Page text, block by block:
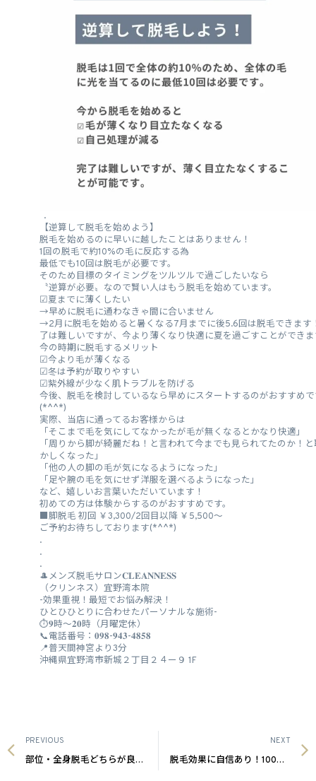
.
【逆算して脱毛を始めよう】
脱毛を始めるのに早いに越したことはありません！
1回の脱毛で約10%の毛に反応する為
最低でも10回は脱毛が必要です。
そのため目標のタイミングをツルツルで過ごしたいなら
〝逆算が必要〟なので賢い人はもう脱毛を始めています。
︎︎︎︎︎︎☑︎夏までに薄くしたい
→早めに脱毛に通わなきゃ間に合いません
→2月に脱毛を始めると暑くなる7月までに後5.6回は脱毛できます
了は難しいですが、今より薄くなり快適に夏を過ごすことができ
今の時期に脱毛するメリット
︎︎︎︎︎︎☑︎今より毛が薄くなる
︎︎︎︎︎︎☑︎冬は予約が取りやすい
︎︎︎︎︎︎☑︎紫外線が少なく肌トラブルを防げる
今後、脱毛を検討しているなら早めにスタートするのがおすすめ
(*^^*)
実際、当店に通ってるお客様からは
「そこまで毛を気にしてなかったが毛が無くなるとかなり快適」
「周りから脚が綺麗だね！と言われて今までも見られてたのか！
かしくなった」
「他の人の脚の毛が気になるようになった」
「足や腕の毛を気にせず洋服を選べるようになった」
など、嬉しいお言葉いただいています！
初めての方は体験からするのがおすすめです。
■脚脱毛 初回 ￥3,300/2回目以降 ￥5,500〜
ご予約お待ちしております(*^^*)
.
.
.
🎩メンズ脱毛サロン𝐂𝐋𝐄𝐀𝐍𝐍𝐄𝐒𝐒
（クリンネス）宜野湾本院
︎-効果重視！最短でお悩み解決！
ひとひひとりに合わせたパーソナルな施術-
⏱𝟗時～𝟐𝟎時（月曜定休）
📞電話番号：𝟎𝟗𝟖-𝟗𝟒𝟑-𝟒𝟖𝟓𝟖
📍普天間神宮より3分
沖縄県宜野湾市新城２丁目２４ー９ 1F
PREVIOUS
部位・全身脱毛どちらが良い？沖縄メンズ脱毛
NEXT
脱毛効果に自信あり！100%返金保証あり｜沖縄のメンズ脱毛CLEANNESS